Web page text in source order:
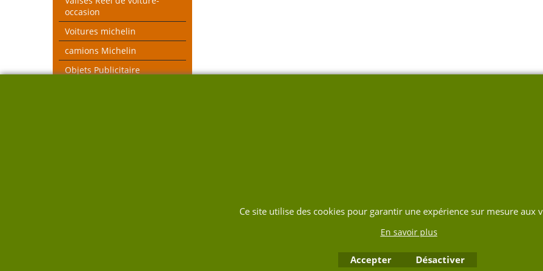
occasion
Voitures michelin
camions Michelin
Objets Publicitaire
Ce site utilise des cookies pour garantir une expérience sur mesure aux
En savoir plus
Accepter Désactiver